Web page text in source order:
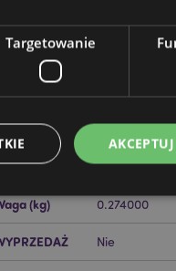
Wymiary
Wysokość
Szyję
Kreskowy
w
20
(kg) 0.274000
Nie
Targetowanie
Funkcjonalność